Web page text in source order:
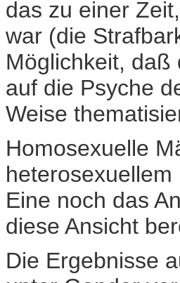
das zu einer
war (die
Möglichkeit, daß
auf die Psyche
Weise
Homosexuelle
Eine noch das
diese Ansicht
Die Ergebnisse